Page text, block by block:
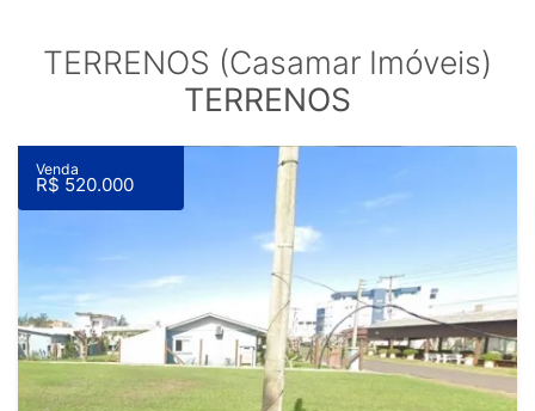
TERRENOS (Casamar Imóveis)
TERRENOS
Venda
R$ 520.000